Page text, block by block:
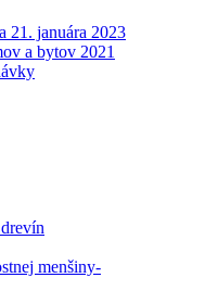
21. januára 2023
a bytov 2021
menšiny-